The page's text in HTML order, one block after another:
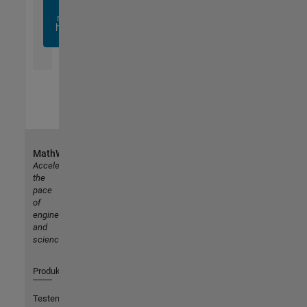
noch
heute
MathWorks
Accelerating
the
pace
of
engineering
and
science
Produkte
Testen oder Kaufen